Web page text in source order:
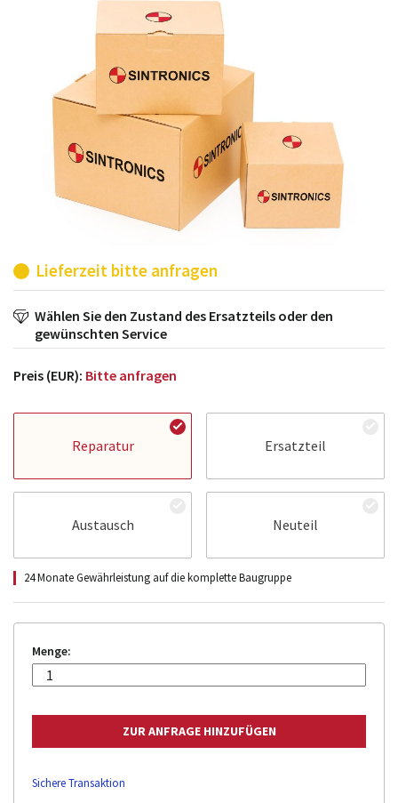
möglich. SINTRONICS ist dann ihr Partner, der
entweder die alten Baugruppen technisch hochwertig
repariert oder ihnen die abgekündigten Baugruppen
aus dem eigenen Lager ersetzt.
Lieferzeit bitte anfragen
Wählen Sie den Zustand des Ersatzteils oder den
gewünschten Service
Preis (EUR): Bitte anfragen
Reparatur Ersatzteil
Austausch Neuteil
24 Monate Gewährleistung auf die komplette Baugruppe
Menge:
Sichere Transaktion